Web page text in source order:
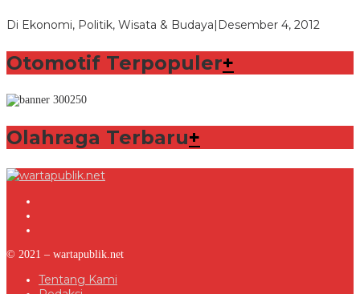
Di Ekonomi, Politik, Wisata & Budaya Desember 4, 2012
Otomotif Terpopuler+
Olahraga Terbaru+
© 2021 – wartapublik.net
Tentang Kami